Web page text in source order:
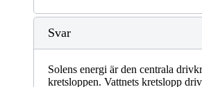
Svar
Solens energi är den centrala
kretsloppen. Vattnets kretslopp